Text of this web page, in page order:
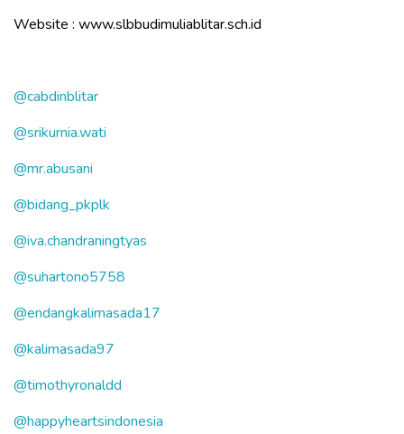
Website : www.slbbudimuliablitar.sch.id
@cabdinblitar
@srikurnia.wati
@mr.abusani
@bidang_pkplk
@iva.chandraningtyas
@suhartono5758
@endangkalimasada17
@kalimasada97
@timothyronaldd
@happyheartsindonesia